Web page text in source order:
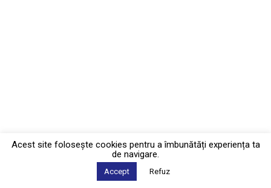
Acest site foloseşte cookies pentru a îmbunătăți experiența ta
de navigare.
Accept Refuz